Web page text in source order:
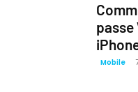
passe
Mobile